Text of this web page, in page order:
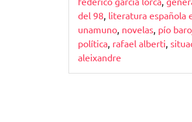
del 98, literatura española
unamuno, novelas, pío
política, rafael alberti,
aleixandre